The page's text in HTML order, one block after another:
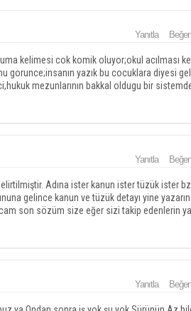
Yanıtla
kelimesi cok komik oluyor;okul acılması
gorunce;insanın yazık bu cocuklara diyesi
mezunlarının bakkal oldugu bir
Yanıtla
Adına ister kanun ister tüzük ister
gelince kanun ve tüzük detayı yine
son sözüm size eğer sizi takip edenlerin
Yanıtla